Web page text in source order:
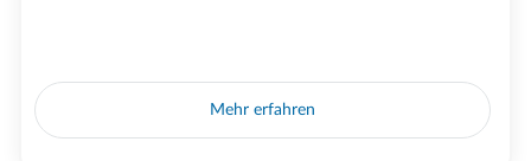
Mehr erfahren